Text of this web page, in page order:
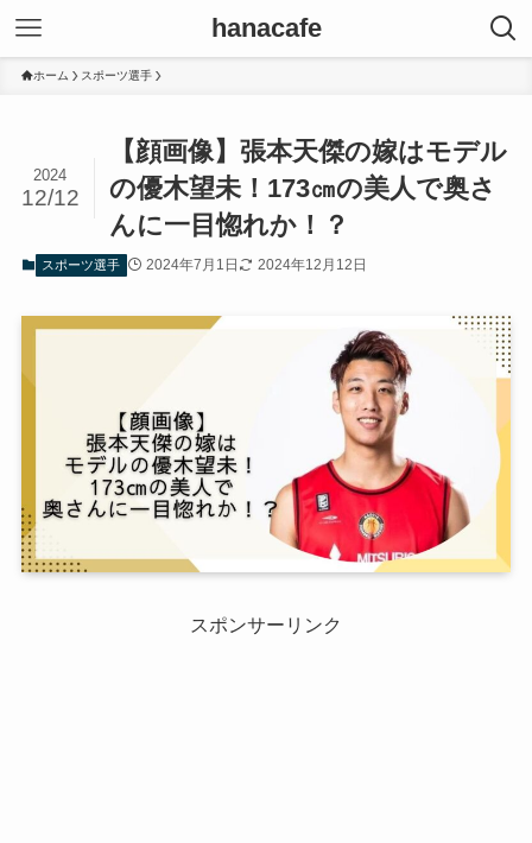
hanacafe
ホーム スポーツ選手
【顔画像】張本天傑の嫁はモデル
の優木望未！173㎝の美人で奥さ
んに一目惚れか！？
2024
12/12
スポーツ選手 2024年7月1日 2024年12月12日
スポンサーリンク